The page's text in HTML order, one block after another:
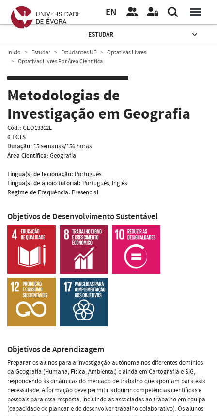
EN
ESTUDAR
Início Estudar Estudantes UÉ
Optativas Livres
Optativas Livres Por Área Científica
Metodologias de
Investigação em Geografia
Cód.: GEO13362L
6 ECTS
Duração: 15 semanas/156 horas
Área Científica: Geografia
Língua(s) de lecionação: Português
Língua(s) de apoio tutorial: Português, Inglês
Regime de Frequência: Presencial
Objetivos de Desenvolvimento Sustentável
Objetivos de Aprendizagem
Preparar os alunos para a investigação autónoma nos diferentes domínios
da Geografia (Humana, Física; Ambiental) e ainda em Cartografia e SIG,
respondendo às dinâmicas do mercado de trabalho que apontam para esta
necessidade. A formação deve permitir adquirir competências científicas e
pessoais para essa resposta, incluindo as associadas ao trabalho em equipa
(capacidade de planear e de desenvolver trabalho colaborativo). Os alunos